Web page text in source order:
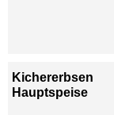
Kichererbsen
Hauptspeise